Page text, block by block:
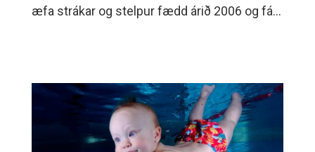
æfa strákar og stelpur fædd árið 2006 og fá